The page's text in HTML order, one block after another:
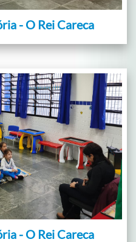
- O Rei Careca
- O Rei Careca